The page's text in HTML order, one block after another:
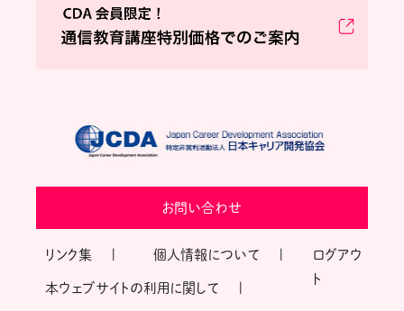
お問い合わせ
リンク集 個人情報について
本ウェブサイトの利用に関して
ログアウ
ト